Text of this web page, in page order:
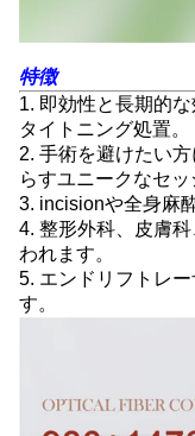
特徴
1. 即効性と長期的
タイトニング処置。
2. 手術を避けたい
らすユニークなセッ
3. incisionや全身麻
4. 整形外科、皮膚
われます。
5. エンドリフトレ
す。